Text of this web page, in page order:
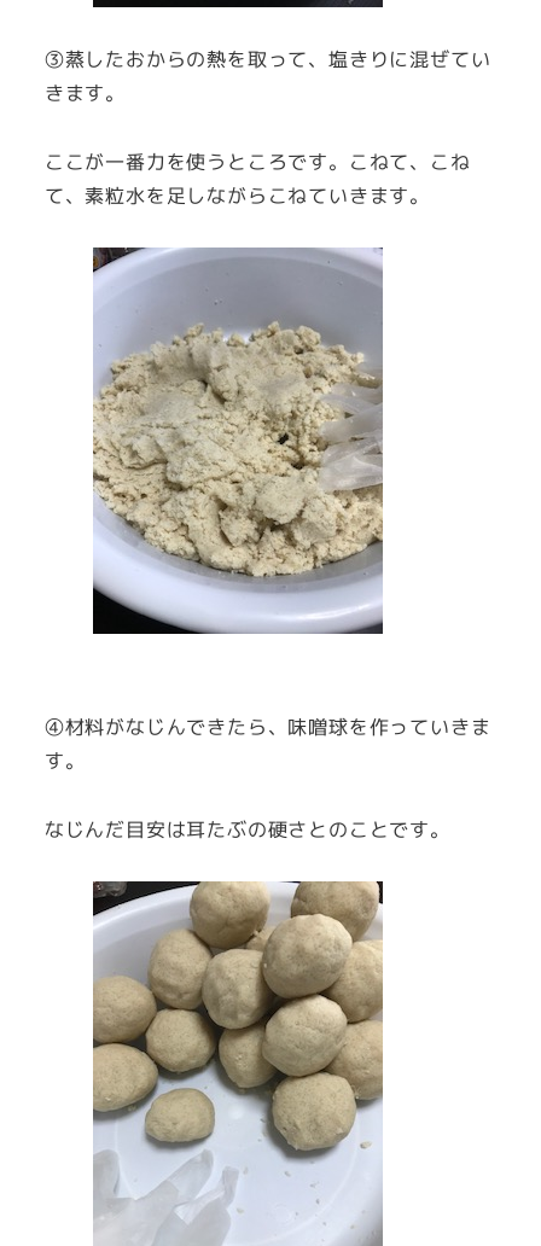
③蒸したおからの熱を取って、塩きりに混ぜてい
きます。
ここが一番力を使うところです。こねて、こね
て、素粒水を足しながらこねていきます。
④材料がなじんできたら、味噌球を作っていきま
す。
なじんだ目安は耳たぶの硬さとのことです。